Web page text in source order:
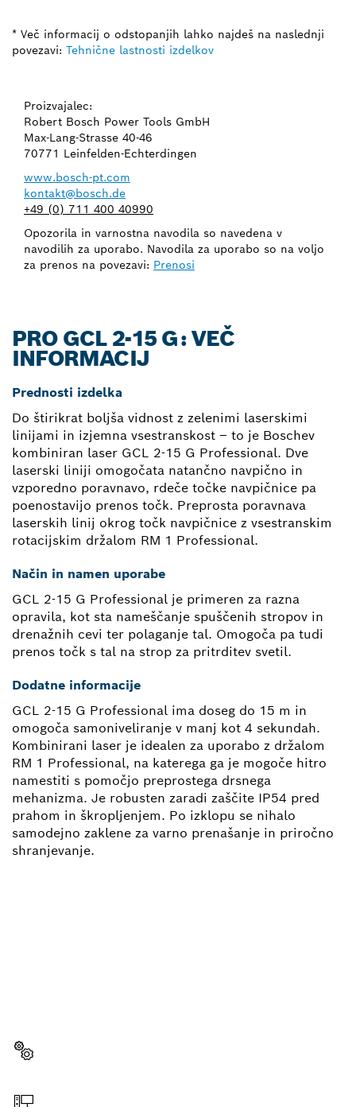
* Več informacij o odstopanjih lahko najdeš na naslednji
povezavi: Tehnične lastnosti izdelkov
Proizvajalec:
Robert Bosch Power Tools GmbH
Max-Lang-Strasse 40-46
70771 Leinfelden-Echterdingen
www.bosch-pt.com
kontakt@bosch.de
+49 (0) 711 400 40990
Opozorila in varnostna navodila so navedena v
navodilih za uporabo. Navodila za uporabo so na voljo
za prenos na povezavi: Prenosi
PRO GCL 2-15 G: VEČ
INFORMACIJ
Prednosti izdelka
Do štirikrat boljša vidnost z zelenimi laserskimi
linijami in izjemna vsestranskost – to je Boschev
kombiniran laser GCL 2-15 G Professional. Dve
laserski liniji omogočata natančno navpično in
vzporedno poravnavo, rdeče točke navpičnice pa
poenostavijo prenos točk. Preprosta poravnava
laserskih linij okrog točk navpičnice z vsestranskim
rotacijskim držalom RM 1 Professional.
Način in namen uporabe
GCL 2-15 G Professional je primeren za razna
opravila, kot sta nameščanje spuščenih stropov in
drenažnih cevi ter polaganje tal. Omogoča pa tudi
prenos točk s tal na strop za pritrditev svetil.
Dodatne informacije
GCL 2-15 G Professional ima doseg do 15 m in
omogoča samoniveliranje v manj kot 4 sekundah.
Kombinirani laser je idealen za uporabo z držalom
RM 1 Professional, na katerega ga je mogoče hitro
namestiti s pomočjo preprostega drsnega
mehanizma. Je robusten zaradi zaščite IP54 pred
prahom in škropljenjem. Po izklopu se nihalo
samodejno zaklene za varno prenašanje in priročno
shranjevanje.